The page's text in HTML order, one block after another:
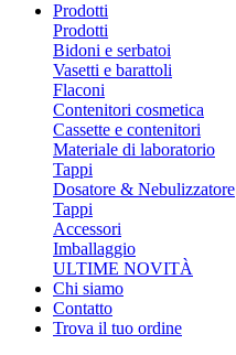
Prodotti
Prodotti
Bidoni e serbatoi
Vasetti e barattoli
Flaconi
Contenitori cosmetica
Cassette e contenitori
Materiale di laboratorio
Tappi
Dosatore & Nebulizzatore
Tappi
Accessori
Imballaggio
ULTIME NOVITÀ
Chi siamo
Contatto
Trova il tuo ordine